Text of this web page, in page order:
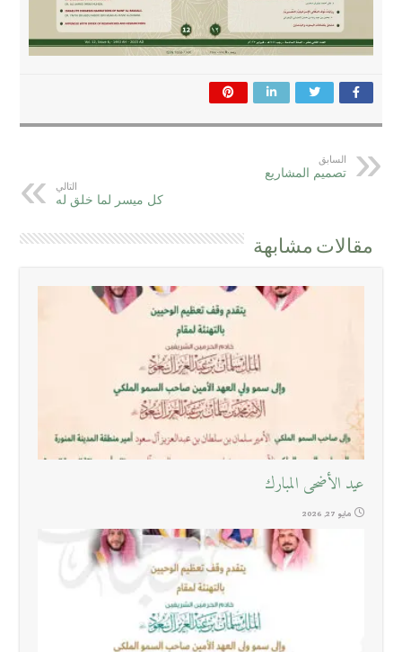
السابق
تصميم المشاريع
التالي
كل ميسر لما خلق له
مقالات مشابهة
عيد الأضحى المبارك
مايو 27, 2026